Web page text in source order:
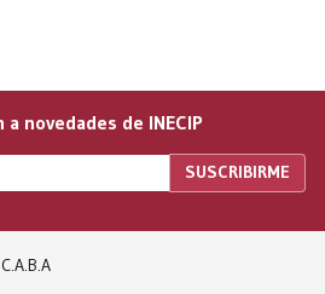
a novedades de INECIP